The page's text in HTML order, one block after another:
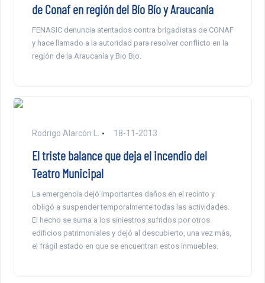
de Conaf en región del Bío Bío y Araucanía
FENASIC denuncia atentados contra brigadistas de CONAF
y hace llamado a la autoridad para resolver conflicto en la
región de la Araucanía y Bio Bio.
Rodrigo Alarcón L. 18-11-2013
El triste balance que deja el incendio del
Teatro Municipal
La emergencia dejó importantes daños en el recinto y
obligó a suspender temporalmente todas las actividades.
El hecho se suma a los siniestros sufridos por otros
edificios patrimoniales y dejó al descubierto, una vez más,
el frágil estado en que se encuentran estos inmuebles.